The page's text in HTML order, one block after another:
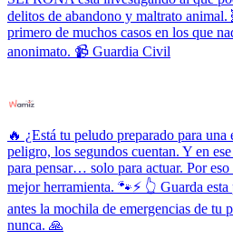
delitos de abandono y maltrato
primero de muchos casos en los que
anonimato. 📹 Guardia Civil
🔥 ¿Está tu peludo preparado para
peligro, los segundos cuentan. Y en
para pensar… solo para actuar. Por eso
mejor herramienta. 🐾⚡ 👆 Guarda
antes la mochila de emergencias de tu
nunca. 🙏